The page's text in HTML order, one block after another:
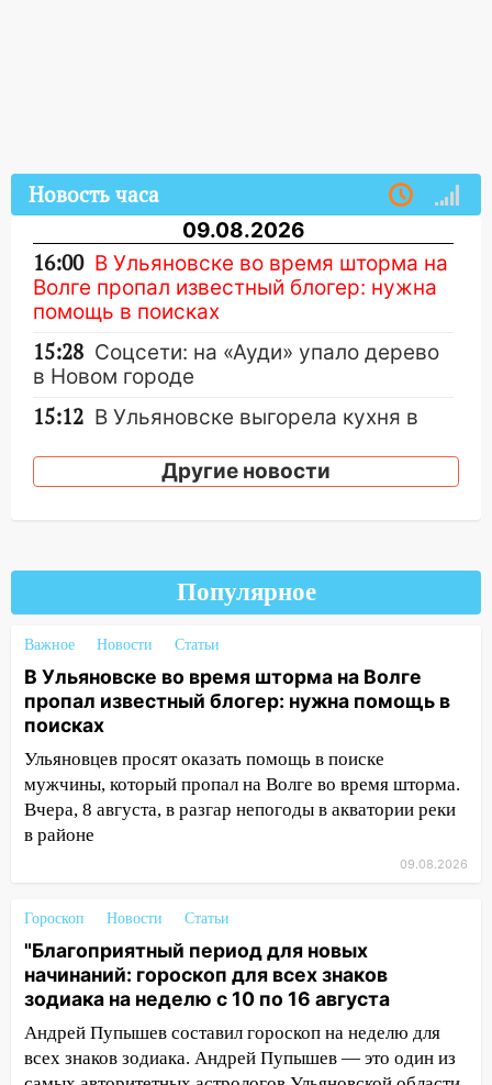
Новость часа
09.08.2026
16:00 В Ульяновске во время шторма на
Волге пропал известный блогер: нужна
помощь в поисках
15:28 Соцсети: на «Ауди» упало дерево
в Новом городе
15:12 В Ульяновске выгорела кухня в
14:18 Гинеколог рассказала о том, с
13:02 Соцсети: на улице Розы
Люксембург дерево упало на
автомобиль
новых начинаний: гороскоп для всех
знаков зодиака на неделю с 10 по 16
августа
13:00 На проспекте Тюленева в
Ульяновске образовалось «море»
12:57
августа: список АЗС
11:55 Соцсети: светофор упал на
машину во время сильного ливня в
Ульяновске
11:00 В Ульяновской области люди в
Другие новости
Популярное
Важное Новости Статьи
В Ульяновске во время шторма на Волге
пропал известный блогер: нужна помощь в
поисках
Ульяновцев просят оказать помощь в поиске
мужчины, который пропал на Волге во время шторма.
Вчера, 8 августа, в разгар непогоды в акватории реки
в районе
09.08.2026
Гороскоп Новости Статьи
"Благоприятный период для новых
начинаний: гороскоп для всех знаков
зодиака на неделю с 10 по 16 августа
Андрей Пупышев составил гороскоп на неделю для
всех знаков зодиака. Андрей Пупышев — это один из